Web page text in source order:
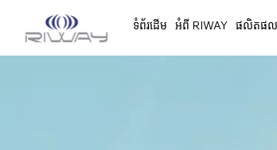
ទំព័រដើម អំពី RIWAY ផលិតផល